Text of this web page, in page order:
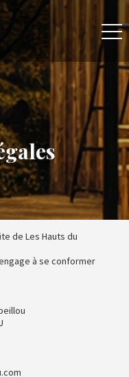
de Les Hauts du
à se conformer